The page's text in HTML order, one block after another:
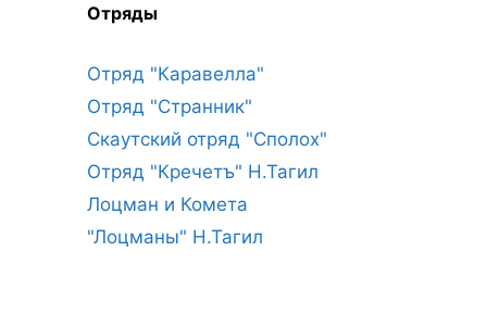
Отряды
Отряд "Каравелла"
Отряд "Странник"
Скаутский отряд "Сполох"
Отряд "Кречетъ" Н.Тагил
Лоцман и Комета
"Лоцманы" Н.Тагил